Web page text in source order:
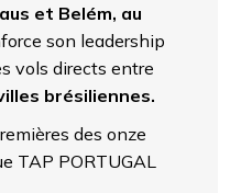
et Belém, au
son leadership
vols directs entre
brésiliennes.
des onze
TAP PORTUGAL